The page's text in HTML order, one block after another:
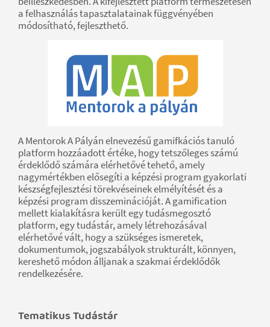
a felhasználás tapasztalatainak függvényében
módosítható, fejleszthető.
A Mentorok A Pályán elnevezésű gamifkációs tanuló
platform hozzáadott értéke, hogy tetszőleges számú
érdeklődő számára elérhetővé tehető, amely
nagymértékben elősegíti a képzési program gyakorlati
készségfejlesztési törekvéseinek elmélyítését és a
képzési program disszeminációját. A gamification
mellett kialakításra került egy tudásmegosztó
platform, egy tudástár, amely létrehozásával
elérhetővé vált, hogy a szükséges ismeretek,
dokumentumok, jogszabályok strukturált, könnyen,
kereshető módon álljanak a szakmai érdeklődők
rendelkezésére.
Tematikus Tudástár